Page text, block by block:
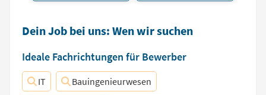
Dein Job bei uns: Wen wir suchen
Ideale Fachrichtungen für Bewerber
IT Bauingenieurwesen